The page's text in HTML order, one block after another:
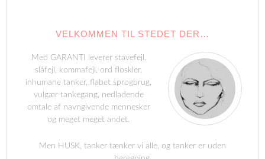
VELKOMMEN TIL STEDET DER…
Med GARANTI leverer stavefejl,
slåfejl, kommafejl, ord floskler,
inhumane tanker, flabet sprogbrug,
vulgær tankegang, nedladende
omtale af navngivende mennesker
og meget meget andet.
Men HUSK, tanker tænker vi alle, og tanker er uden